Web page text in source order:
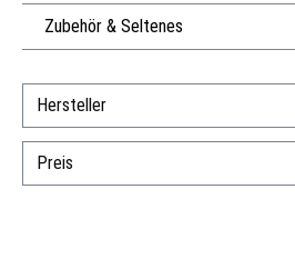
Zubehör & Seltenes
Hersteller
Preis